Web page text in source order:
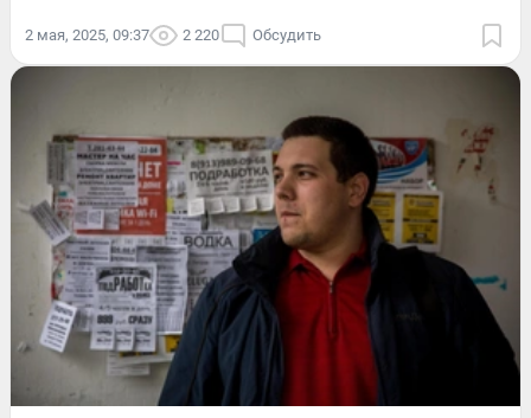
2 мая, 2025, 09:37 2 220 Обсудить